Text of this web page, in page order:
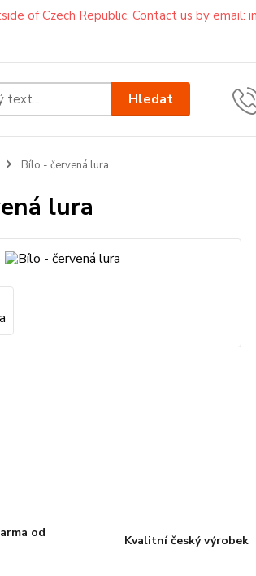
of Czech Republic. Contact us by email:
Hledat
Bílo - červená lura
lura
od
Kvalitní český výrobek